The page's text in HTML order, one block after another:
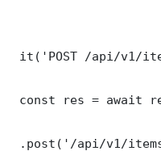
it('POST /api/v1/
const res = await
.post('/api/v1/